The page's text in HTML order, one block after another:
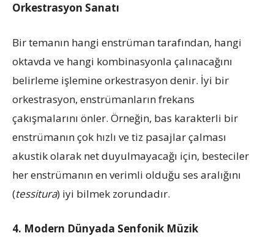
Orkestrasyon Sanatı
Bir temanın hangi enstrüman tarafından, hangi
oktavda ve hangi kombinasyonla çalınacağını
belirleme işlemine orkestrasyon denir. İyi bir
orkestrasyon, enstrümanların frekans
çakışmalarını önler. Örneğin, bas karakterli bir
enstrümanın çok hızlı ve tiz pasajlar çalması
akustik olarak net duyulmayacağı için, besteciler
her enstrümanın en verimli olduğu ses aralığını
(tessitura) iyi bilmek zorundadır.
4. Modern Dünyada Senfonik Müzik